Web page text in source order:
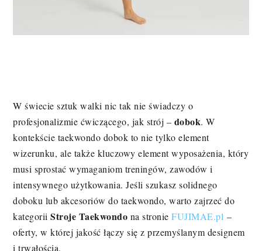
W świecie sztuk walki nic tak nie świadczy o
profesjonalizmie ćwiczącego, jak strój – dobok. W
kontekście taekwondo dobok to nie tylko element
wizerunku, ale także kluczowy element wyposażenia, który
musi sprostać wymaganiom treningów, zawodów i
intensywnego użytkowania. Jeśli szukasz solidnego
doboku lub akcesoriów do taekwondo, warto zajrzeć do
kategoriiStroje Taekwondo na stronieFUJIMAE.pl –
oferty, w której jakość łączy się z przemyślanym designem
i trwałością.